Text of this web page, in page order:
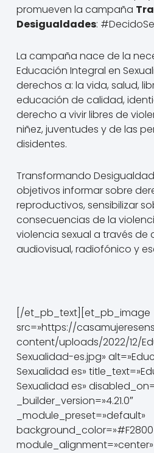
promueven la campaña
Desigualdades:
La campaña nace de la
Educación Integral en
derechos a: la vida, salud,
educación de calidad,
derecho a vivir libres de
niñez, juventudes y de las
disidentes.
Transformando
objetivos informar sobre
reproductivos, sensibilizar
consecuencias de la
violencia sexual a través de
audiovisual, radiofónico y
[/et_pb_text][et_pb_image
src=»https://
content/uploads/2022/12/
Sexualidad-es.jpg»
Sexualidad es»
Sexualidad es»
_builder_version=»4.21.0″
_module_preset=»default»
module_alignment=»center»